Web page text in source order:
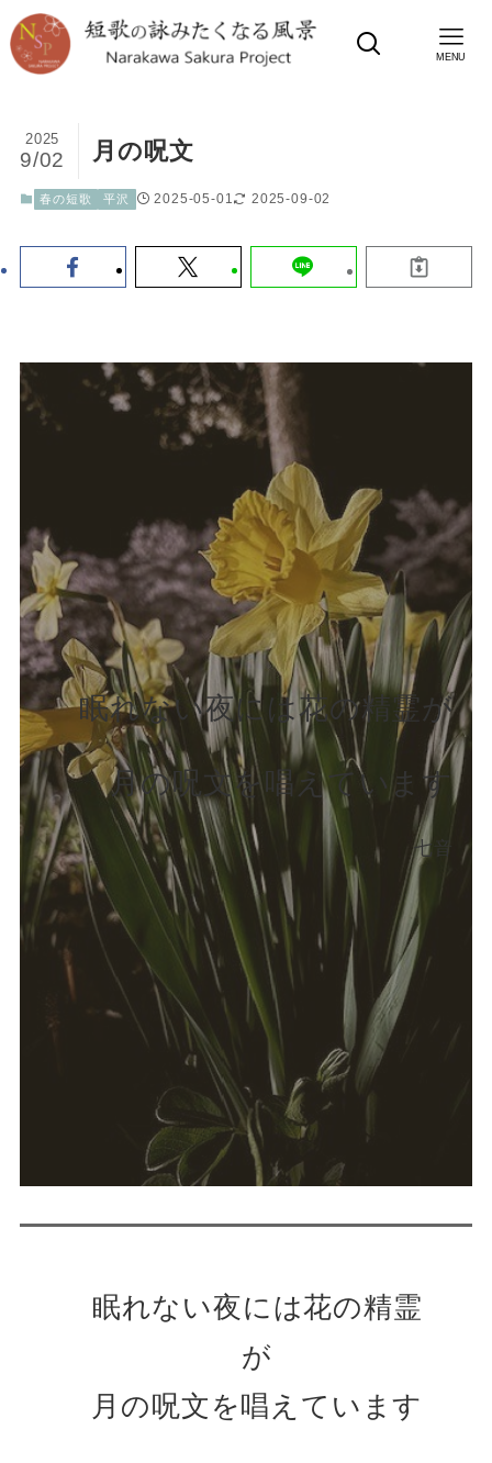
MENU
月の呪文
2025
9/02
春の短歌 平沢 2025-05-01 2025-09-02
眠れない夜には花の精霊が
月の呪文を唱えています
七音
眠れない夜には花の精霊
が
月の呪文を唱えています